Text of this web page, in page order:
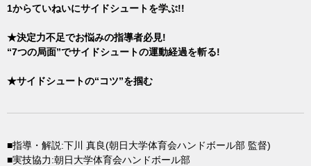
1からていねいにサイドシュートを学ぶ!!
★決定力不足でお悩みの指導者必見!
“7つの局面”でサイドシュートの運動経過を斬る!
★サイドシュートの“コツ”を掴む
■指導・解説:下川 真良(朝日大学体育会ハンドボール部 監督)
■実技協力:朝日大学体育会ハンドボール部